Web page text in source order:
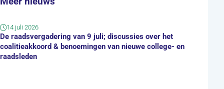
De raadsvergadering van 9 juli; discussies over het
coalitieakkoord & benoemingen van nieuwe college- en
raadsleden
14 juli 2026